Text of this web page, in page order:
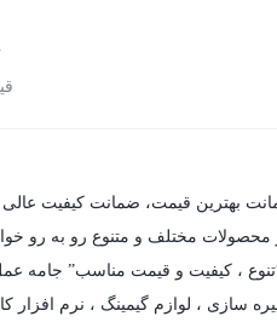
بهترین قیمت، ضمانت کیفیت
مختلف و متنوع رو به رو
، کیفیت و قیمت مناسب” جامه
سازی ، لوازم گیمینگ ، نرم افزار